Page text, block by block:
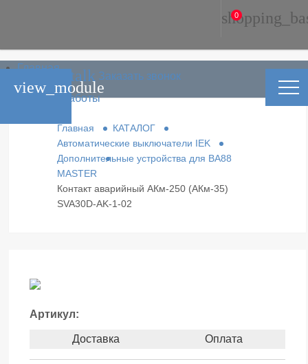
phone_in_talk Заказать звонок
Главная
Каталог
Условия работы
0
Главная
КАТАЛОГ
Автоматические выключатели IEK
Дополнительные устройства для ВА88
MASTER
Контакт аварийный АКм-250 (АКм-35)
SVA30D-AK-1-02
Артикул:
Доставка Оплата
view_module